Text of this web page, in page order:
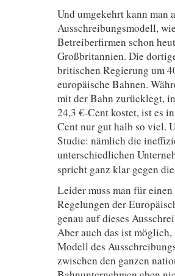
Und umgekehrt kann man
Ausschreibungsmodell,
Betreiberfirmen schon
Großbritannien. Die
britischen Regierung um
europäische Bahnen.
mit der Bahn zurücklegt,
24,3 €-Cent kostet, ist es
Cent nur gut halb so viel.
Studie: nämlich die
unterschiedlichen
spricht ganz klar gegen
Leider muss man für
Regelungen der
genau auf dieses
Aber auch das ist
Modell des
zwischen den ganzen